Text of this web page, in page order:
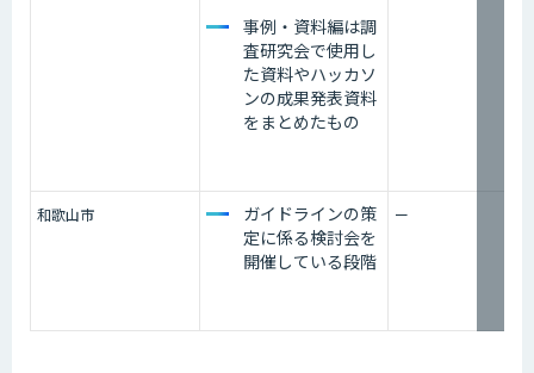
事例・資料編は調
査研究会で使用し
た資料やハッカソ
ンの成果発表資料
をまとめたもの
和歌山市
ガイドラインの策
定に係る検討会を
開催している段階
ー